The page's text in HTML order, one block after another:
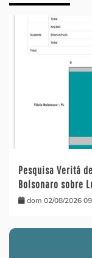
Pesquisa Veritá
Bolsonaro sobre
dom 02/08/2026